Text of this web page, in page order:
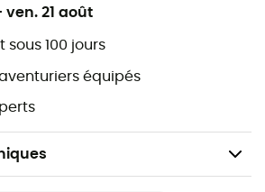
ven. 21 août
sous 100 jours
équipés